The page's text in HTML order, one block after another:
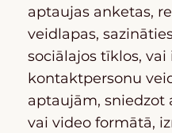
aptaujas anketas,
veidlapas,
sociālajos tīklos,
kontaktpersonu
aptaujām, sniedzot
vai video formātā,